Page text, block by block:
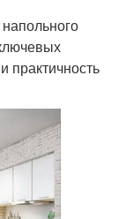
практичность